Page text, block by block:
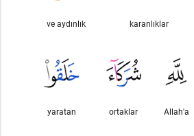
karanlıklar
ve aydınlık
Allah'a
ortaklar
yaratan